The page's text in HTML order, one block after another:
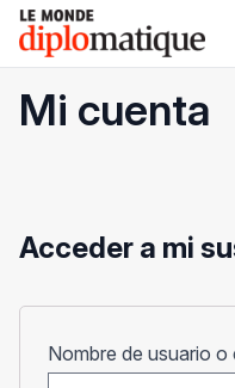
Skip
content
Le monde diplomatique
Mi cuenta
Acceder a mi
Nombre de usuario